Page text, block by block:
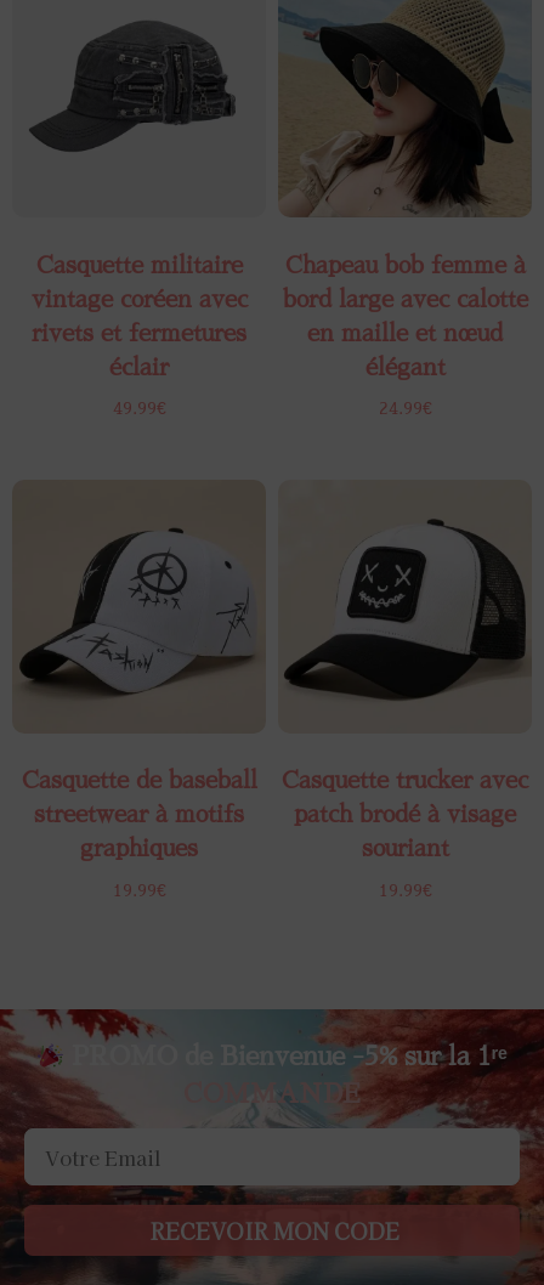
Casquette militaire
vintage coréen avec
rivets et fermetures
éclair
49.99€
Chapeau bob femme à
bord large avec calotte
en maille et nœud
élégant
24.99€
Casquette de baseball
streetwear à motifs
graphiques
19.99€
Casquette trucker avec
patch brodé à visage
souriant
19.99€
PROMO de Bienvenue -5% sur la 1ʳᵉ
COMMANDE
RECEVOIR MON CODE